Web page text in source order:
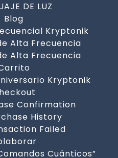
DE LUZ
Blog
Kryptonik
Alta Frecuencia
Alta Frecuencia
Kryptonik
Confirmation
History
Failed
Cuánticos”